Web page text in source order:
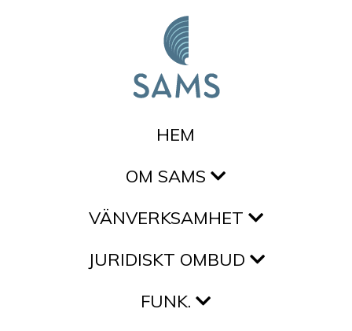
HEM
OM SAMS
VÄNVERKSAMHET
JURIDISKT OMBUD
FUNK.